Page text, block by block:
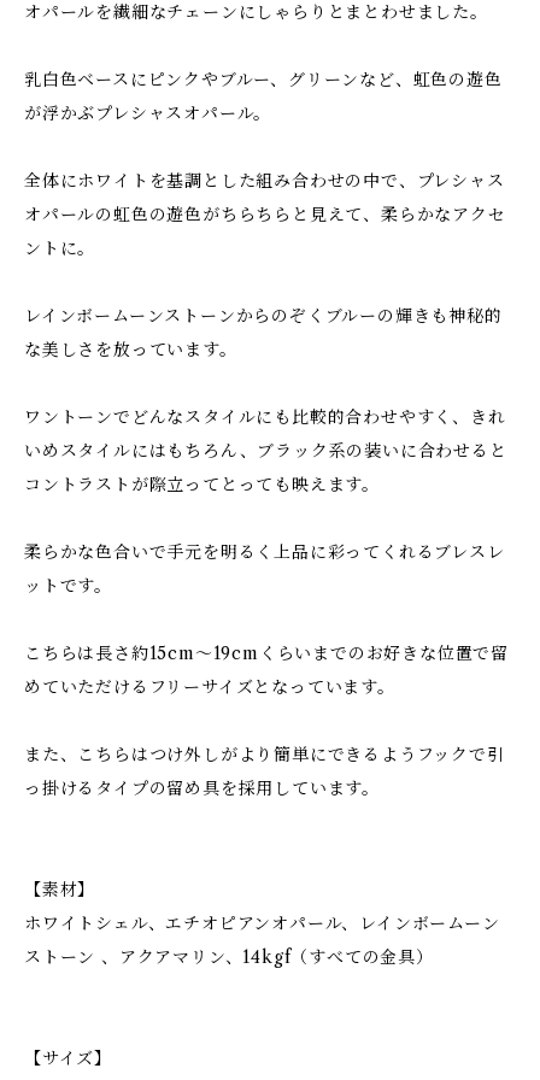
オパールを繊細なチェーンにしゃらりとまとわせました。
乳白色ベースにピンクやブルー、グリーンなど、虹色の遊色
が浮かぶプレシャスオパール。
全体にホワイトを基調とした組み合わせの中で、プレシャス
オパールの虹色の遊色がちらちらと見えて、柔らかなアクセ
ントに。
レインボームーンストーンからのぞくブルーの輝きも神秘的
な美しさを放っています。
ワントーンでどんなスタイルにも比較的合わせやすく、きれ
いめスタイルにはもちろん、ブラック系の装いに合わせると
コントラストが際立ってとっても映えます。
柔らかな色合いで手元を明るく上品に彩ってくれるブレスレ
ットです。
こちらは長さ約15cm～19cmくらいまでのお好きな位置で留
めていただけるフリーサイズとなっています。
また、こちらはつけ外しがより簡単にできるようフックで引
っ掛けるタイプの留め具を採用しています。
【素材】
ホワイトシェル、エチオピアンオパール、レインボームーン
ストーン 、アクアマリン、14kgf（すべての金具）
【サイズ】